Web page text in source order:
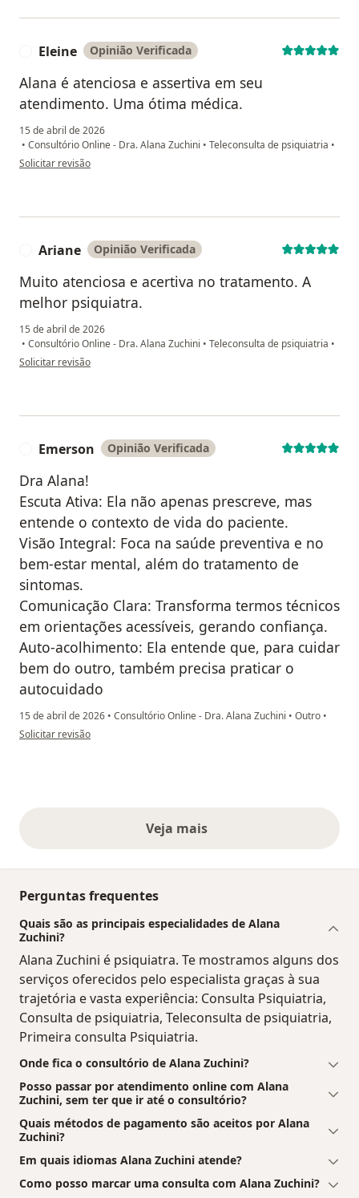
Eleine Opinião Verificada
Alana é atenciosa e assertiva em seu
atendimento. Uma ótima médica.
15 de abril de 2026
• Consultório Online - Dra. Alana Zuchini • Teleconsulta de psiquiatria •
na opinião do utilizador Eleine
Solicitar revisão
Ariane Opinião Verificada
Muito atenciosa e acertiva no tratamento. A
melhor psiquiatra.
15 de abril de 2026
• Consultório Online - Dra. Alana Zuchini • Teleconsulta de psiquiatria •
na opinião do utilizador Ariane
Solicitar revisão
Emerson Opinião Verificada
Dra Alana!
Escuta Ativa: Ela não apenas prescreve, mas
entende o contexto de vida do paciente.
Visão Integral: Foca na saúde preventiva e no
bem-estar mental, além do tratamento de
sintomas.
Comunicação Clara: Transforma termos técnicos
em orientações acessíveis, gerando confiança.
Auto-acolhimento: Ela entende que, para cuidar
bem do outro, também precisa praticar o
autocuidado
15 de abril de 2026 • Consultório Online - Dra. Alana Zuchini • Outro •
na opinião do utilizador Emerson
Solicitar revisão
Veja maisopiniões acima
Perguntas frequentes
Quais são as principais especialidades de Alana
Zuchini?
Alana Zuchini é psiquiatra. Te mostramos alguns dos
serviços oferecidos pelo especialista graças à sua
trajetória e vasta experiência: Consulta Psiquiatria,
Consulta de psiquiatria, Teleconsulta de psiquiatria,
Primeira consulta Psiquiatria.
Onde fica o consultório de Alana Zuchini?
Posso passar por atendimento online com Alana
Zuchini, sem ter que ir até o consultório?
Quais métodos de pagamento são aceitos por Alana
Zuchini?
Em quais idiomas Alana Zuchini atende?
Como posso marcar uma consulta com Alana Zuchini?